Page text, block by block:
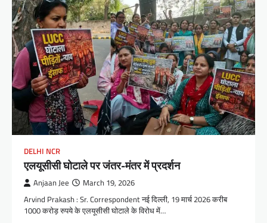
DELHI NCR
एलयूसीसी घोटाले पर जंतर-मंतर में प्रदर्शन
Anjaan Jee March 19, 2026
Arvind Prakash : Sr. Correspondent नई दिल्ली, 19 मार्च 2026 करीब
1000 करोड़ रुपये के एलयूसीसी घोटाले के विरोध में…